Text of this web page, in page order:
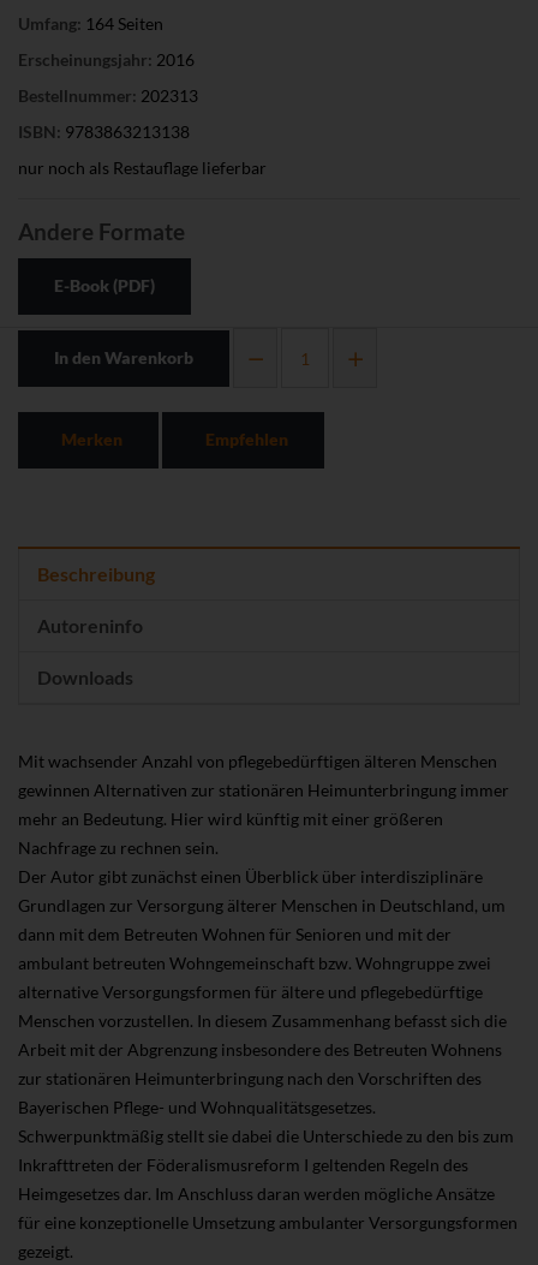
Umfang: 164 Seiten
Erscheinungsjahr: 2016
Bestellnummer: 202313
ISBN: 9783863213138
nur noch als Restauflage lieferbar
Andere Formate
E-Book (PDF)
In den Warenkorb
Merken Empfehlen
Beschreibung
Autoreninfo
Downloads
Mit wachsender Anzahl von pflegebedürftigen älteren Menschen
gewinnen Alternativen zur stationären Heimunterbringung immer
mehr an Bedeutung. Hier wird künftig mit einer größeren
Nachfrage zu rechnen sein.
Der Autor gibt zunächst einen Überblick über interdisziplinäre
Grundlagen zur Versorgung älterer Menschen in Deutschland, um
dann mit dem Betreuten Wohnen für Senioren und mit der
ambulant betreuten Wohngemeinschaft bzw. Wohngruppe zwei
alternative Versorgungsformen für ältere und pflegebedürftige
Menschen vorzustellen. In diesem Zusammenhang befasst sich die
Arbeit mit der Abgrenzung insbesondere des Betreuten Wohnens
zur stationären Heimunterbringung nach den Vorschriften des
Bayerischen Pflege- und Wohnqualitätsgesetzes.
Schwerpunktmäßig stellt sie dabei die Unterschiede zu den bis zum
Inkrafttreten der Föderalismusreform I geltenden Regeln des
Heimgesetzes dar. Im Anschluss daran werden mögliche Ansätze
für eine konzeptionelle Umsetzung ambulanter Versorgungsformen
gezeigt.